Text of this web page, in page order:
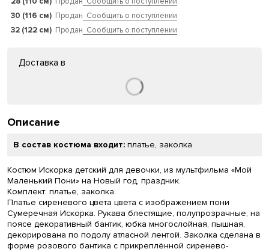
30 (116 см) Продан Сообщить о поступлении
32 (122 см) Продан Сообщить о поступлении
Доставка в
Описание
В состав костюма входит: платье, заколка
Костюм Искорка детский для девочки, из мультфильма «Мой
Маленький Пони» на Новый год, праздник.
Комплект: платье, заколка.
Платье сиреневого цвета цвета с изображением пони
Сумеречная Искорка. Рукава блестящие, полупрозрачные, на
поясе декоративный бантик, юбка многослойная, пышная,
декорирована по подолу атласной лентой. Заколка сделана в
форме розового бантика с прикреплённой сиренево-